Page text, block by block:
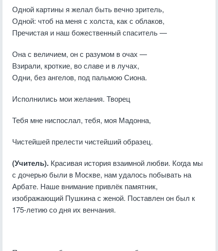
Одной картины я желал быть вечно зритель,
Одной: чтоб на меня с холста, как с облаков,
Пречистая и наш божественный спаситель —
Она с величием, он с разумом в очах —
Взирали, кроткие, во славе и в лучах,
Одни, без ангелов, под пальмою Сиона.
Исполнились мои желания. Творец
Тебя мне ниспослал, тебя, моя Мадонна,
Чистейшей прелести чистейший образец.
(Учитель). Красивая история взаимной любви. Когда мы
с дочерью были в Москве, нам удалось побывать на
Арбате. Наше внимание привлёк памятник,
изображающий Пушкина с женой. Поставлен он был к
175-летию со дня их венчания.